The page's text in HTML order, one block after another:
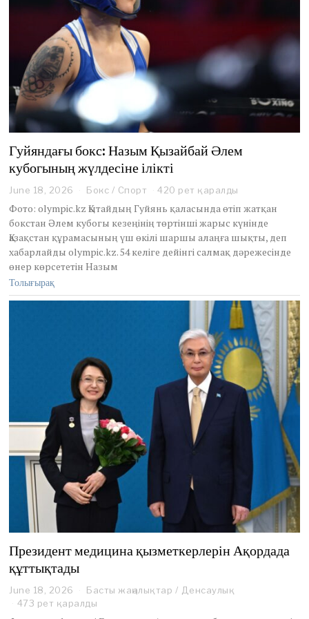
Гуйяндағы бокс: Назым Қызайбай Әлем
кубогының жүлдесіне ілікті
June 18, 2026
n
e
1
8
,
2
Бокс / Спорт 420 рет қаралды
Фото: olympic.kz Қытайдың Гуйянь қаласында өтіп жатқан
бокстан Әлем кубогы кезеңінің төртінші жарыс күнінде
Қазақстан құрамасының үш өкілі шаршы алаңға шықты, деп
хабарлайды olympic.kz. 54 келіге дейінгі салмақ дәрежесінде
өнер көрсететін Назым
Толығырақ
Президент медицина қызметкерлерін Ақордада
құттықтады
June 18, 2026
u
Басты жаңалықтар / Денсаулық
473 рет қаралды